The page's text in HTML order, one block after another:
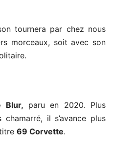
tournera par chez nous
morceaux, soit avec son
Blur, paru en 2020. Plus
il s’avance plus
69 Corvette.